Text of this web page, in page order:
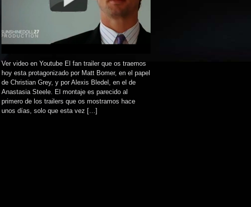
Ver video en Youtube El fan trailer que os traemos
hoy esta protagonizado por Matt Bomer, en el papel
de Christian Grey, y por Alexis Bledel, en el de
Anastasia Steele. El montaje es parecido al
primero de los trailers que os mostramos hace
unos días, solo que esta vez […]